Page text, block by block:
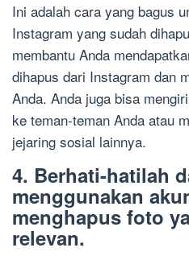
Ini adalah cara yang bagus
Instagram yang sudah
membantu Anda
dihapus dari Instagram dan
Anda. Anda juga bisa
ke teman-teman Anda atau
jejaring sosial lainnya.
4. Berhati-hatilah
menggunakan
menghapus foto
relevan.